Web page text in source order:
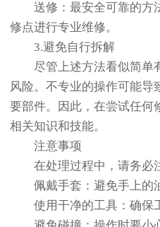
送修：最安全可靠的方
修点进行专业维修。
3.避免自行拆解
尽管上述方法看似简单
风险。不专业的操作可能导
要部件。因此，在尝试任何
相关知识和技能。
注意事项
在处理过程中，请务必
佩戴手套：避免手上的油
使用干净的工具：确保工